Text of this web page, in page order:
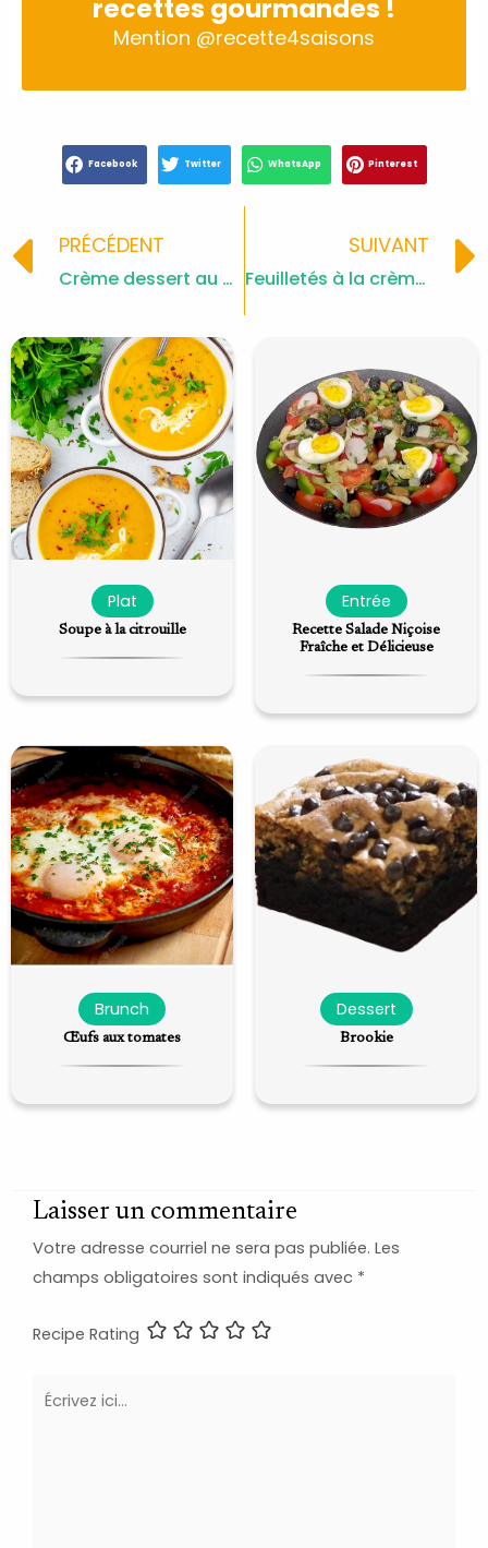
recettes gourmandes !
Mention @recette4saisons
Facebook Twitter WhatsApp Pinterest
Prev
PRÉCÉDENT
Crème dessert au caramel façon Danette
SUIVANT
Feuilletés à la crème pâtissière
Plat
Soupe à la citrouille
Entrée
Recette Salade Niçoise
Fraîche et Délicieuse
Brunch
Œufs aux tomates
Dessert
Brookie
Laisser un commentaire
Votre adresse courriel ne sera pas publiée. Les
champs obligatoires sont indiqués avec *
Recipe Rating
Écrivez